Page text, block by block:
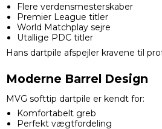
Flere verdensmesterskaber
Premier League titler
World Matchplay sejre
Utallige PDC titler
Hans dartpile afspejler kravene til
Moderne Barrel Design
MVG softtip dartpile er kendt for:
Komfortabelt greb
Perfekt vægtfordeling